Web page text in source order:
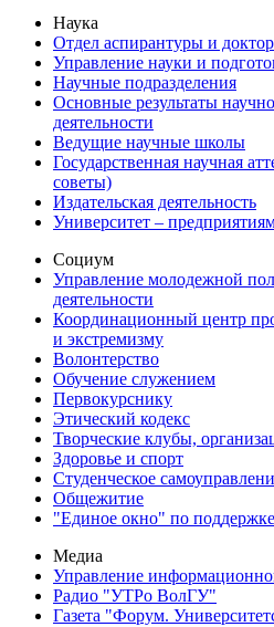
Наука
Отдел аспирантуры и
Управление науки и
Научные подразделения
Основные результаты
деятельности
Ведущие научные школы
Государственная научная
советы)
Издательская деятельность
Университет –
Социум
Управление молодежной
деятельности
Координационный центр
и экстремизму
Волонтерство
Обучение служением
Первокурснику
Этический кодекс
Творческие клубы,
Здоровье и спорт
Студенческое
Общежитие
"Единое окно" по
Медиа
Управление
Радио "УТРо ВолГУ"
Газета "Форум.